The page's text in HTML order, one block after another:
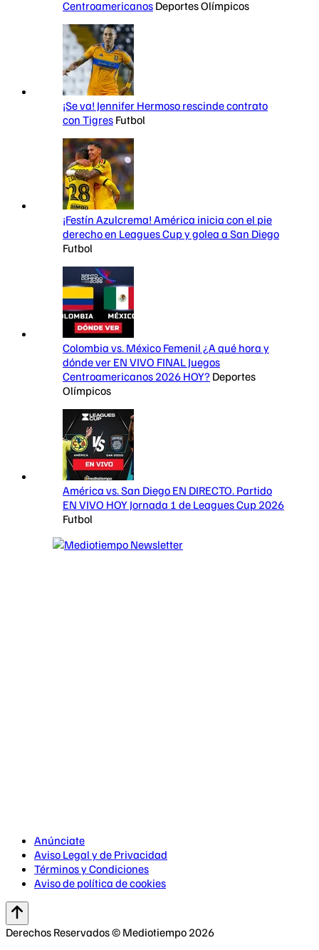
Centroamericanos Deportes Olímpicos
¡Se va! Jennifer Hermoso rescinde contrato
con Tigres Futbol
¡Festín Azulcrema! América inicia con el pie
derecho en Leagues Cup y golea a San Diego
Futbol
Colombia vs. México Femenil ¿A qué hora y
dónde ver EN VIVO FINAL Juegos
Centroamericanos 2026 HOY? Deportes
Olímpicos
América vs. San Diego EN DIRECTO. Partido
EN VIVO HOY Jornada 1 de Leagues Cup 2026
Futbol
Anúnciate
Aviso Legal y de Privacidad
Términos y Condiciones
Aviso de política de cookies
Derechos Reservados © Mediotiempo 2026